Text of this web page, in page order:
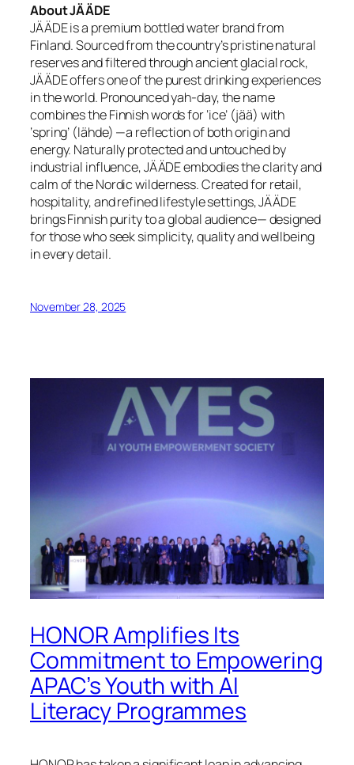
About JÄÄDE
JÄÄDE is a premium bottled water brand from
Finland. Sourced from the country’s pristine natural
reserves and filtered through ancient glacial rock,
JÄÄDE offers one of the purest drinking experiences
in the world. Pronounced yah-day, the name
combines the Finnish words for ‘ice’ (jää) with
‘spring’ (lähde) —a reflection of both origin and
energy. Naturally protected and untouched by
industrial influence, JÄÄDE embodies the clarity and
calm of the Nordic wilderness. Created for retail,
hospitality, and refined lifestyle settings, JÄÄDE
brings Finnish purity to a global audience— designed
for those who seek simplicity, quality and wellbeing
in every detail.
November 28, 2025
HONOR Amplifies Its
Commitment to Empowering
APAC’s Youth with AI
Literacy Programmes